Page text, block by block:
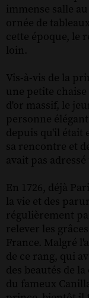
immense salle
ornée de
cette époque, le
loin.
Vis-à-vis de la
une petite
d'or massif, le
personne
depuis qu'il était
sa rencontre et
avait pas
En 1726, déjà
la vie et des
régulièrement
relever les
France. Malgré
de ce rang, qui
des beautés de
du fameux